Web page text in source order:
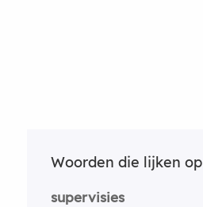
Woorden die lijken op
supervisies